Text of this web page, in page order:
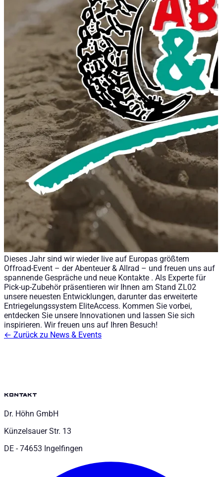
Dieses Jahr sind wir wieder live auf Europas größtem
Offroad-Event – der Abenteuer & Allrad – und freuen uns auf
spannende Gespräche und neue Kontakte . Als Experte für
Pick-up-Zubehör präsentieren wir Ihnen am Stand ZL02
unsere neuesten Entwicklungen, darunter das erweiterte
Entriegelungssystem EliteAccess. Kommen Sie vorbei,
entdecken Sie unsere Innovationen und lassen Sie sich
inspirieren. Wir freuen uns auf Ihren Besuch!
← Zurück zu News & Events
kontakt
Dr. Höhn GmbH
Künzelsauer Str. 13
DE - 74653 Ingelfingen